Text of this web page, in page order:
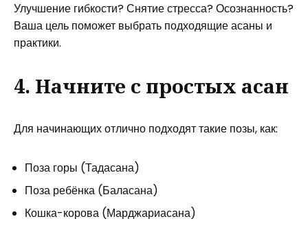
Улучшение гибкости? Снятие стресса? Осознанность?
Ваша цель поможет выбрать подходящие асаны и
практики.
4. Начните с простых асан
Для начинающих отлично подходят такие позы, как:
Поза горы (Тадасана)
Поза ребёнка (Баласана)
Кошка-корова (Марджариасана)